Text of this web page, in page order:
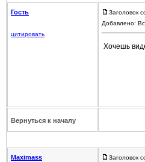
Гость
цитировать
Заголовок
Добавлено:
Хочешь
Вернуться к началу
Maximass
Заголовок